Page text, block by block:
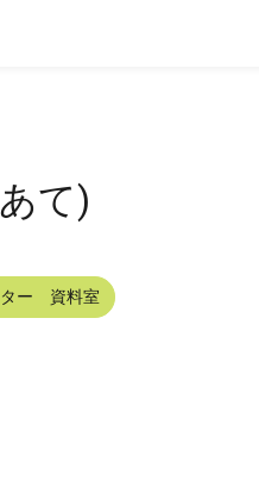
て)
ター 資料室